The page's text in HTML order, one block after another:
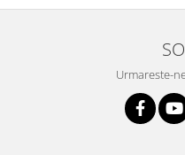
Urmareste-